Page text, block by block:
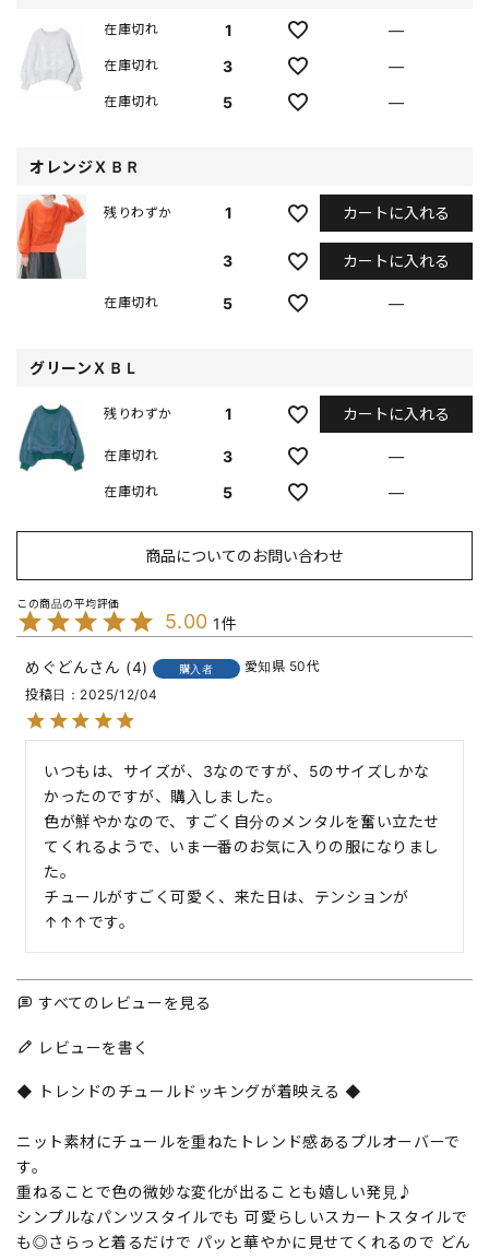
1
在庫切れ
—
3
在庫切れ
—
5
在庫切れ —
オレンジＸＢＲ
1
残りわずか カートに入れる
3 カートに入れる
5
在庫切れ —
グリーンＸＢＬ
1
残りわずか カートに入れる
3
在庫切れ
—
5
在庫切れ —
商品についてのお問い合わせ
5.00 1
めぐどん 4 購入者 愛知県 50代
投稿日
2025/12/04
いつもは、サイズが、3なのですが、5のサイズしかな
かったのですが、購入しました。
色が鮮やかなので、すごく自分のメンタルを奮い立たせ
てくれるようで、いま一番のお気に入りの服になりまし
た。
チュールがすごく可愛く、来た日は、テンションが
↑↑↑です。
すべてのレビューを見る
レビューを書く
◆ トレンドのチュールドッキングが着映える ◆
ニット素材にチュールを重ねたトレンド感あるプルオーバーで
す。
重ねることで色の微妙な変化が出ることも嬉しい発見♪
シンプルなパンツスタイルでも 可愛らしいスカートスタイルで
も◎さらっと着るだけで パッと華やかに見せてくれるので どん